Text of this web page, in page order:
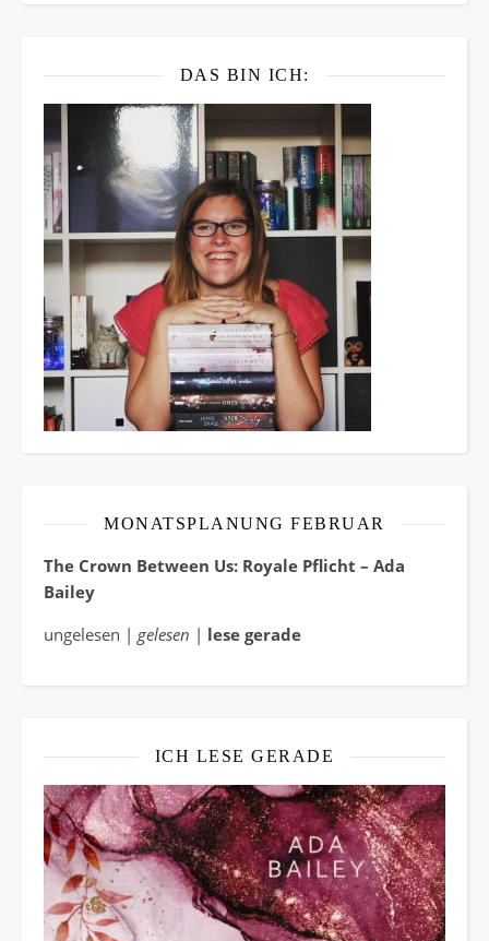
DAS BIN ICH:
MONATSPLANUNG FEBRUAR
The Crown Between Us: Royale Pflicht – Ada
Bailey
ungelesen | gelesen | lese gerade
ICH LESE GERADE